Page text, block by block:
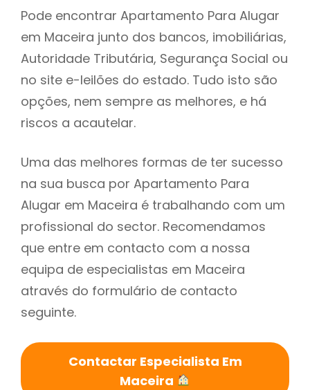
Pode encontrar Apartamento Para Alugar
em Maceira junto dos bancos, imobiliárias,
Autoridade Tributária, Segurança Social ou
no site e-leilões do estado. Tudo isto são
opções, nem sempre as melhores, e há
riscos a acautelar.
Uma das melhores formas de ter sucesso
na sua busca por Apartamento Para
Alugar em Maceira é trabalhando com um
profissional do sector. Recomendamos
que entre em contacto com a nossa
equipa de especialistas em Maceira
através do formulário de contacto
seguinte.
Contactar Especialista Em
Maceira